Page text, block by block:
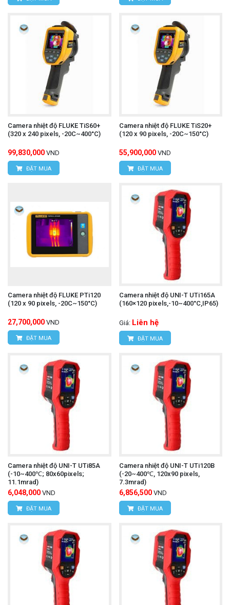
Camera nhiệt độ FLUKE TiS60+
(320 x 240 pixels, -20C~400°C)
99,830,000 VND
ĐẶT MUA
Camera nhiệt độ FLUKE TiS20+
(120 x 90 pixels, -20C~150°C)
55,900,000 VND
ĐẶT MUA
Camera nhiệt độ FLUKE PTi120
(120 x 90 pixels, -20C~150°C)
27,700,000 VND
ĐẶT MUA
Camera nhiệt độ UNI-T UTi165A
(160×120 pixels,-10~400°C,IP65)
Giá: Liên hệ
ĐẶT MUA
Camera nhiệt độ UNI-T UTi85A
(-10~400℃; 80x60pixels;
11.1mrad)
6,048,000 VND
ĐẶT MUA
Camera nhiệt độ UNI-T UTi120B
(-20~400℃, 120x90 pixels,
7.3mrad)
6,856,500 VND
ĐẶT MUA